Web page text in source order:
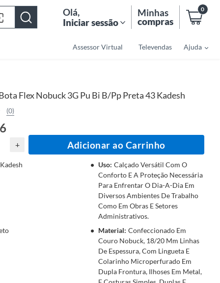
Olá,
Iniciar sessão
Minhas
compras
0
Assessor Virtual Televendas Ajuda
Flex Nobuck 3G Pu Bi B/Pp Preta 43 Kadesh
(0)
+ Adicionar ao Carrinho
Kadesh Uso: Calçado Versátil Com O
Conforto E A Proteção Necessária
Para Enfrentar O Dia-A-Dia Em
Diversos Ambientes De Trabalho
Como Em Obras E Setores
Administrativos.
Material: Confeccionado Em
Couro Nobuck, 18/20 Mm Linhas
De Espessura, Com Lingueta E
Colarinho Microperfurado Em
Dupla Frontura, Ilhoses Em Metal,